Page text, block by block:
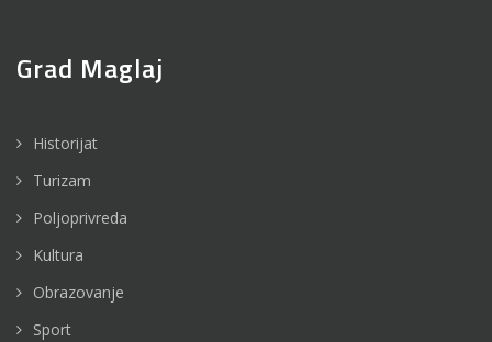
Grad Maglaj
Historijat
Turizam
Poljoprivreda
Kultura
Obrazovanje
Sport